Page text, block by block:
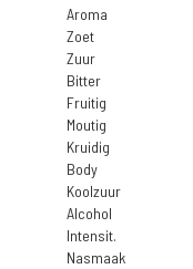
Aroma
Zoet
Zuur
Bitter
Fruitig
Moutig
Kruidig
Body
Koolzuur
Alcohol
Intensit.
Nasmaak